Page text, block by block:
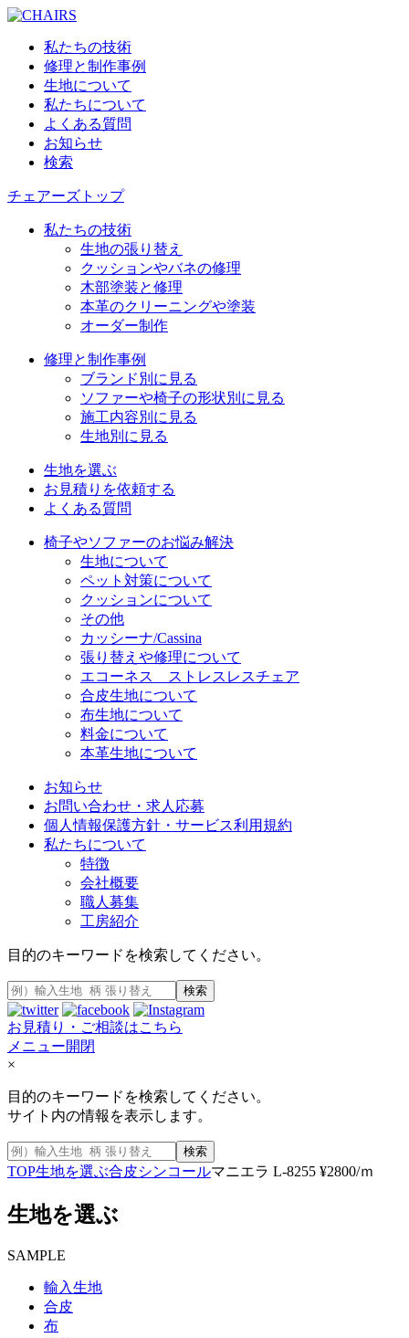
私たちの技術
修理と制作事例
生地について
私たちについて
よくある質問
お知らせ
検索
チェアーズトップ
私たちの技術
生地の張り替え
クッションやバネの修理
木部塗装と修理
本革のクリーニングや塗装
オーダー制作
修理と制作事例
ブランド別に見る
ソファーや椅子の形状別に見る
施工内容別に見る
生地別に見る
生地を選ぶ
お見積りを依頼する
よくある質問
椅子やソファーのお悩み解決
生地について
ペット対策について
クッションについて
その他
カッシーナ/Cassina
張り替えや修理について
エコーネス ストレスレスチェア
合皮生地について
布生地について
料金について
本革生地について
お知らせ
お問い合わせ・求人応募
個人情報保護方針・サービス利用規約
私たちについて
特徴
会社概要
職人募集
工房紹介
目的のキーワードを検索してください。
検索
お見積り・ご相談はこちら
メニュー開閉
×
目的のキーワードを検索してください。
サイト内の情報を表示します。
検索
TOP生地を選ぶ合皮シンコールマニエラ L-8255 ¥2800/ｍ
生地を選ぶ
SAMPLE
輸入生地
合皮
布